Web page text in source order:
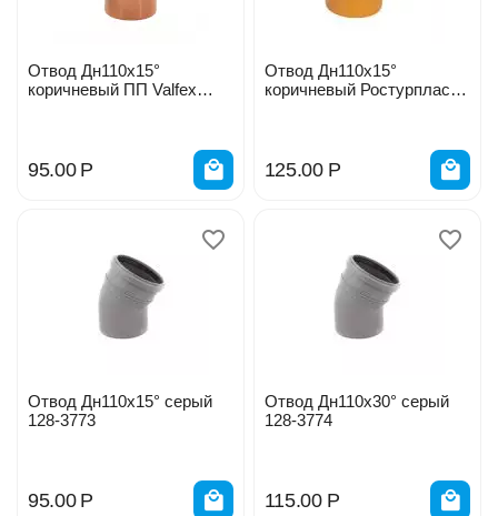
Отвод Дн110х15°
коричневый ПП Valfex
95.00 Р
Отвод Дн110х15°
коричневый Ростурпласт
125.00 Р
Отвод Дн110х15° серый
128-3773
95.00 Р
Отвод Дн110х30° серый
128-3774
115.00 Р